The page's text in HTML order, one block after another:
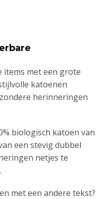
items met een grote
katoenen
herinneringen
biologisch katoen van
een stevig dubbel
netjes te
met een andere tekst?